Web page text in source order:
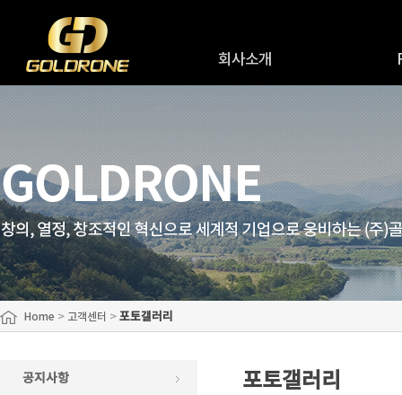
회사소개
오시는길
Home > 고객센터 >포토갤러리
공지사항 포토갤러리